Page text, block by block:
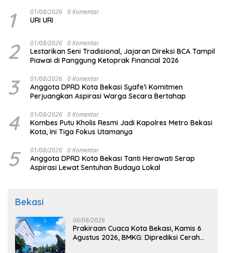
1 01/08/2026 0 Komentar
URI URI
2 01/08/2026 0 Komentar
Lestarikan Seni Tradisional, Jajaran Direksi BCA Tampil
Piawai di Panggung Ketoprak Financial 2026
3 01/08/2026 0 Komentar
Anggota DPRD Kota Bekasi Syafe’i Komitmen
Perjuangkan Aspirasi Warga Secara Bertahap
4 01/08/2026 0 Komentar
Kombes Putu Kholis Resmi Jadi Kapolres Metro Bekasi
Kota, Ini Tiga Fokus Utamanya
5 01/08/2026 0 Komentar
Anggota DPRD Kota Bekasi Tanti Herawati Serap
Aspirasi Lewat Sentuhan Budaya Lokal
Bekasi
06/08/2026
Prakiraan Cuaca Kota Bekasi, Kamis 6
Agustus 2026, BMKG: Diprediksi Cerah